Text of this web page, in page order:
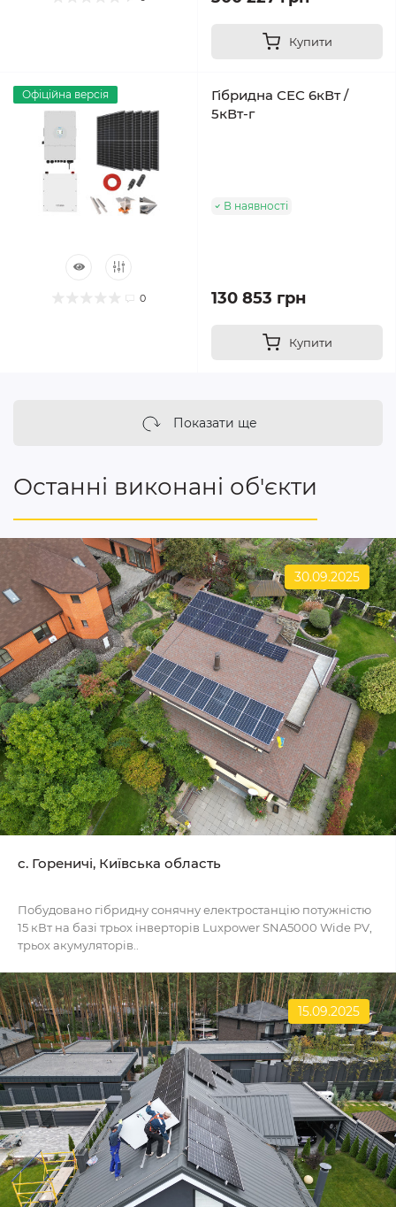
Купити
Офіційна версія
0
Гібридна СЕС 6кВт /
5кВт-г
В наявності
130 853 грн
Купити
Показати ще
Останні виконані об'єкти
30.09.2025
c. Гореничі, Київська область
Побудовано гібридну сонячну електростанцію потужністю
15 кВт на базі трьох інверторів Luxpower SNA5000 Wide PV,
трьох акумуляторів..
15.09.2025